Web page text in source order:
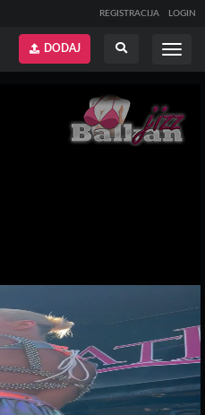
REGISTRACIJA LOGIN
Prikaži
DODAJ